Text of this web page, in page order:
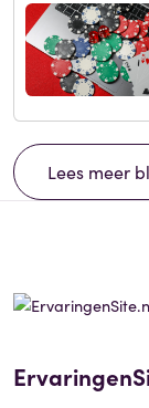
Lees meer